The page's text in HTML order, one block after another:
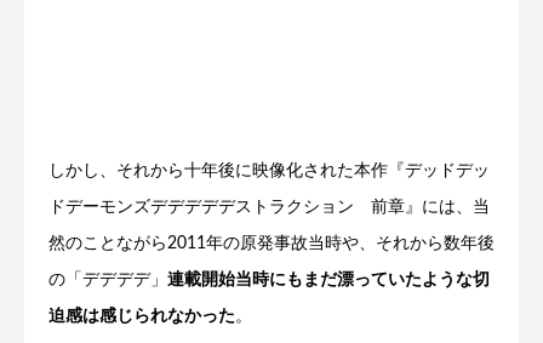
しかし、それから十年後に映像化された本作『デッドデッ
ドデーモンズデデデデデストラクション 前章』には、当
然のことながら2011年の原発事故当時や、それから数年後
の「デデデデ」 連載開始当時にもまだ漂っていたような切
迫感は感じられなかった。